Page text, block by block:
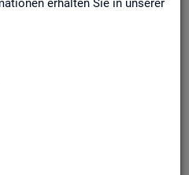
erhalten Sie in unserer
zu­ge­schnit­te­ne Son­der­
wei­ter!